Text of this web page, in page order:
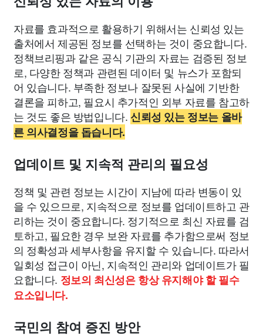
자료를 효과적으로 활용하기 위해서는 신뢰성 있는
출처에서 제공된 정보를 선택하는 것이 중요합니다.
정책브리핑과 같은 공식 기관의 자료는 검증된 정보
로, 다양한 정책과 관련된 데이터 및 뉴스가 포함되
어 있습니다. 부족한 정보나 잘못된 사실에 기반한
결론을 피하고, 필요시 추가적인 외부 자료를 참고하
는 것도 좋은 방법입니다. 신뢰성 있는 정보는 올바
른 의사결정을 돕습니다.
업데이트 및 지속적 관리의 필요성
정책 및 관련 정보는 시간이 지남에 따라 변동이 있
을 수 있으므로, 지속적으로 정보를 업데이트하고 관
리하는 것이 중요합니다. 정기적으로 최신 자료를 검
토하고, 필요한 경우 보완 자료를 추가함으로써 정보
의 정확성과 세부사항을 유지할 수 있습니다. 따라서
일회성 접근이 아닌, 지속적인 관리와 업데이트가 필
요합니다. 정보의 최신성은 항상 유지해야 할 필수
요소입니다.
국민의 참여 증진 방안